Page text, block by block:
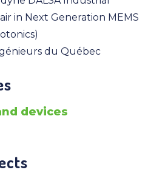
in Next Generation MEMS
du Québec
devices